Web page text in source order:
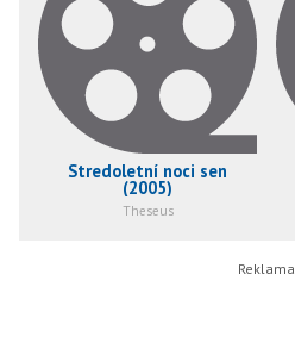
Stredoletní noci sen
(2005)
Theseus